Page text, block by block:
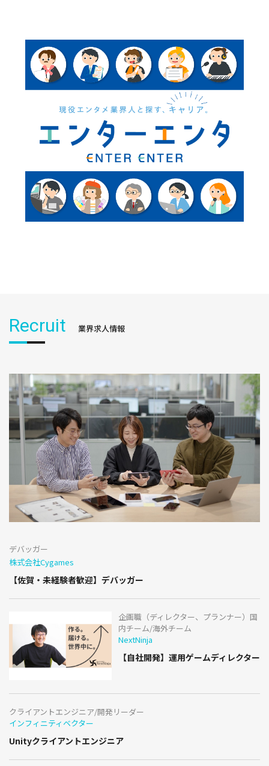
Recruit 業界求人情報
デバッガー
株式会社Cygames
【佐賀・未経験者歓迎】デバッガー
企画職（ディレクター、プランナー）国
内チーム/海外チーム
NextNinja
【自社開発】運用ゲームディレクター
クライアントエンジニア/開発リーダー
インフィニティベクター
Unityクライアントエンジニア